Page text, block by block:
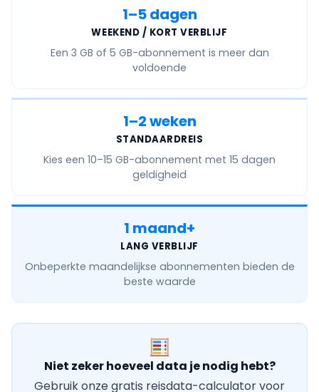
1–5 dagen
WEEKEND / KORT VERBLIJF
Een 3 GB of 5 GB-abonnement is meer dan
voldoende
1–2 weken
STANDAARDREIS
Kies een 10–15 GB-abonnement met 15 dagen
geldigheid
1 maand+
LANG VERBLIJF
Onbeperkte maandelijkse abonnementen bieden de
beste waarde
Niet zeker hoeveel data je nodig hebt?
Gebruik onze gratis reisdata-calculator voor